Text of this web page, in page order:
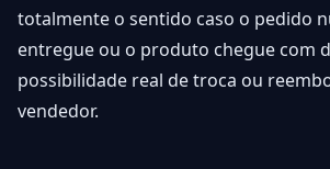
totalmente o sentido caso o pedido
entregue ou o produto chegue com
possibilidade real de troca ou
vendedor.